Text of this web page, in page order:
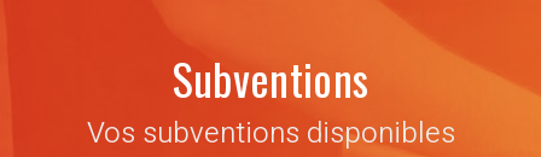
Subventions
Vos subventions disponibles